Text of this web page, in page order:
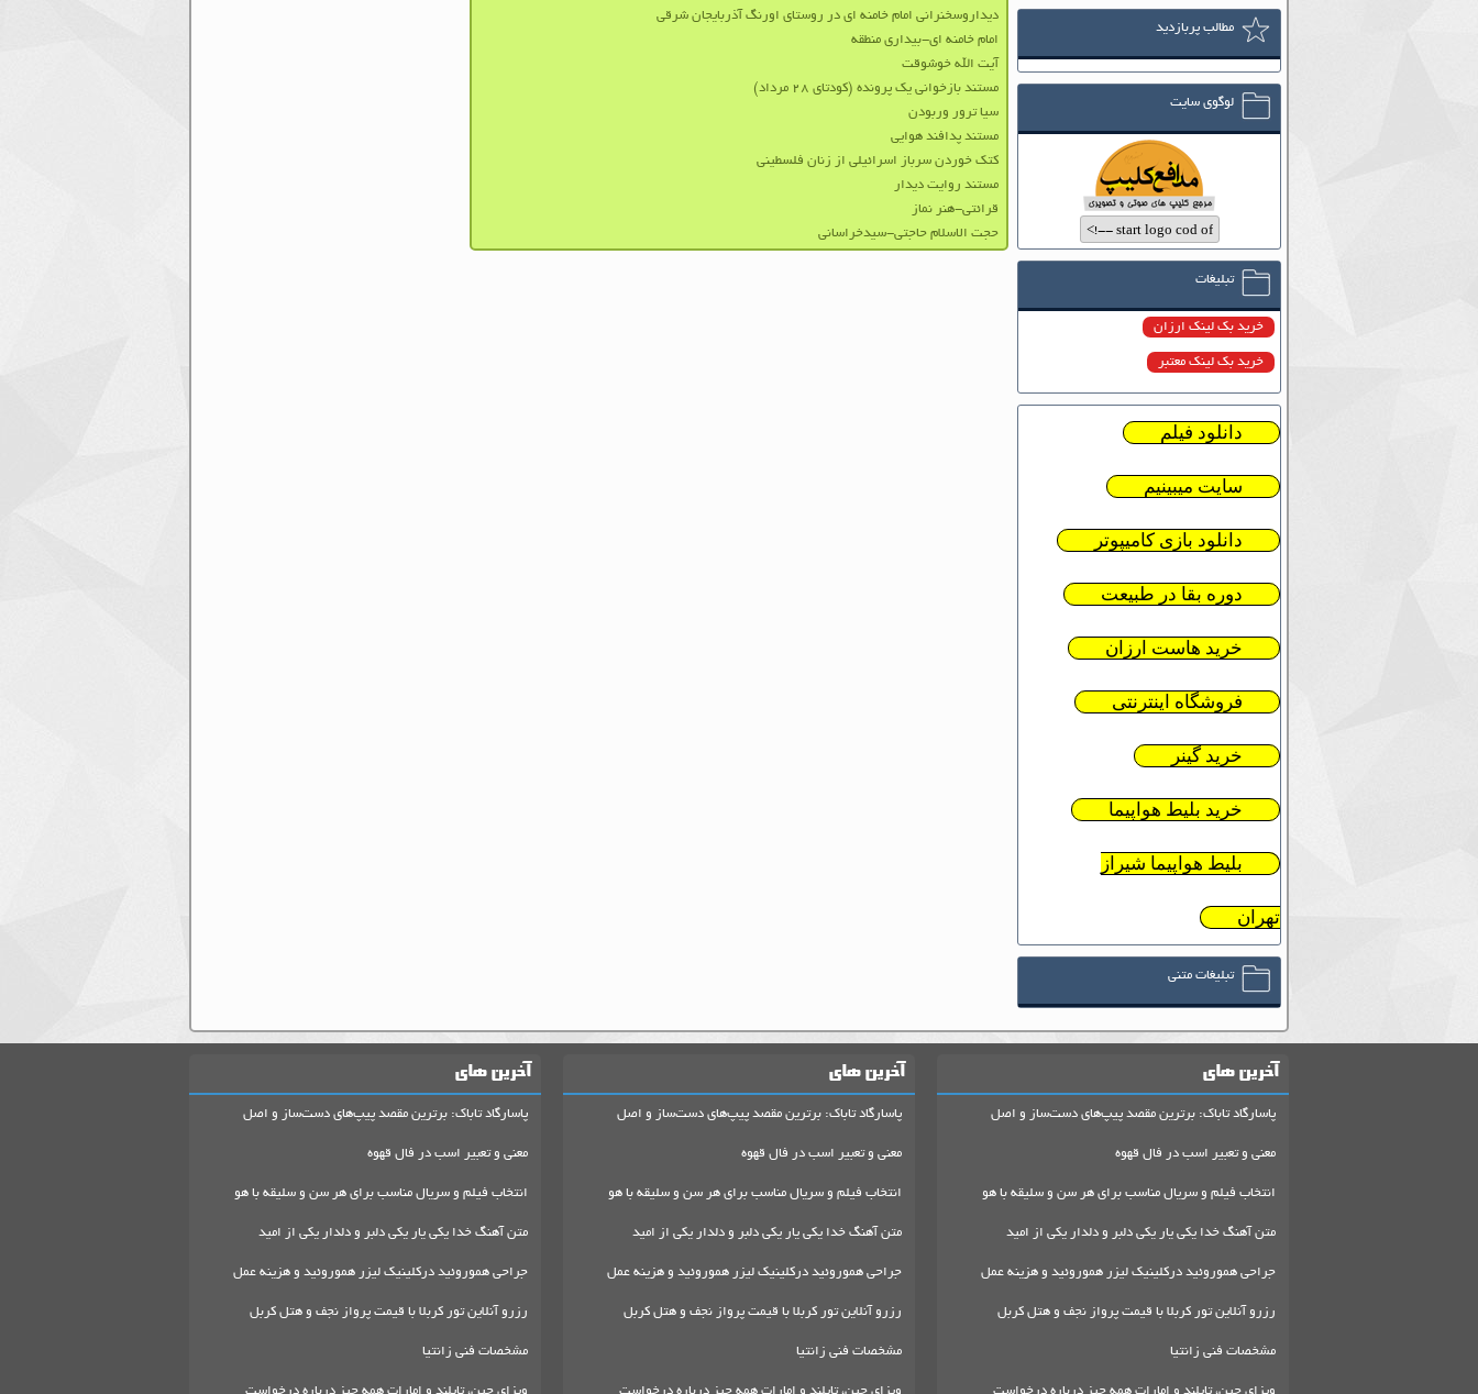
دیداروسخنرانی امام خامنه ای در روستای اورنگ آذربایجان شرقی
امام خامنه ای-بیداری منطقه
آیت الله خوشوقت
مستند بازخوانی یک پرونده (کودتای ۲۸ مرداد)
سیا ترور وربودن
مستند پدافند هوایی
کتک خوردن سرباز اسرائیلی از زنان فلسطینی
مستند روایت دیدار
قرائتی-هنر نماز
حجت الاسلام حاجتی-سیدخراسانی
مطالب پربازدید
لوگوی سایت
تبلیغات
خرید بک لینک ارزان
خرید بک لینک معتبر
دانلود فیلم
سایت میبینیم
دانلود بازی کامیپوتر
دوره بقا در طبیعت
خرید هاست ارزان
فروشگاه اینترنتی
خرید گینر
خرید بلیط هواپیما
بلیط هواپیما شیراز
تهران
تبلیغات متنی
آخرین های
پاسارگاد تاباک: برترین مقصد پیپ‌های دست‌ساز و اصل
معنی و تعبیر اسب در فال قهوه
انتخاب فیلم و سریال مناسب برای هر سن و سلیقه با هو
متن آهنگ خدا یکی یار یکی دلبر و دلدار یکی از امید
جراحی هموروئید درکلینیک لیزر هموروئید و هزینه عمل
رزرو آنلاین تور کربلا با قیمت پرواز نجف و هتل کربل
مشخصات فنی زانتیا
آخرین های
پاسارگاد تاباک: برترین مقصد پیپ‌های دست‌ساز و اصل
معنی و تعبیر اسب در فال قهوه
انتخاب فیلم و سریال مناسب برای هر سن و سلیقه با هو
متن آهنگ خدا یکی یار یکی دلبر و دلدار یکی از امید
جراحی هموروئید درکلینیک لیزر هموروئید و هزینه عمل
رزرو آنلاین تور کربلا با قیمت پرواز نجف و هتل کربل
مشخصات فنی زانتیا
آخرین های
پاسارگاد تاباک: برترین مقصد پیپ‌های دست‌ساز و اصل
معنی و تعبیر اسب در فال قهوه
انتخاب فیلم و سریال مناسب برای هر سن و سلیقه با هو
متن آهنگ خدا یکی یار یکی دلبر و دلدار یکی از امید
جراحی هموروئید درکلینیک لیزر هموروئید و هزینه عمل
رزرو آنلاین تور کربلا با قیمت پرواز نجف و هتل کربل
مشخصات فنی زانتیا